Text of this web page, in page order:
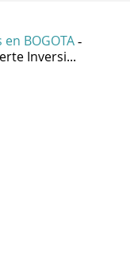
BOGOTA -
Inversi...